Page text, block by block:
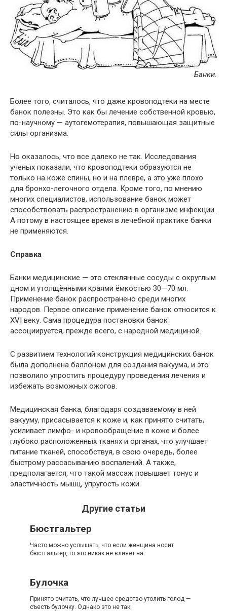
Банки.
Более того, считалось, что даже кровоподтеки на месте
банок полезны. Это как бы лечение собственной кровью,
по-научному — аутогемотерапия, повышающая защитные
силы организма.
Но оказалось, что все далеко не так. Исследования
ученых показали, что кровоподтеки образуются не
только на коже спины, но и на плевре, а это уже плохо
для бронхо-легочного отдела. Кроме того, по мнению
многих специалистов, использование банок может
способствовать распространению в организме инфекции.
А потому в настоящее время в лечебной практике банки
не применяются.
Справка
Банки медицинские — это стеклянные сосуды с округлым
дном и утолщёнными краями ёмкостью 30—70 мл.
Применение банок распространено среди многих
народов. Первое описание применение банок относится к
XVI веку. Сама процедура постановки банок
ассоциируется, прежде всего, с народной медициной.
С развитием технологий конструкция медицинских банок
была дополнена баллоном для создания вакуума, и это
позволило упростить процедуру проведения лечения и
избежать возможных ожогов.
Медицинская банка, благодаря создаваемому в ней
вакууму, присасывается к коже и, как принято считать,
усиливает лимфо- и кровообращение в коже и более
глубоко расположенных тканях и органах, что улучшает
питание тканей, способствуя, в свою очередь, более
быстрому рассасыванию воспалений. А также,
предполагается, что такой массаж повышает тонус и
эластичность мышц, упругость кожи.
Другие статьи
Бюстгальтер
Часто можно услышать, что если женщина носит
бюстгальтер, то это никак не влияет на
Булочка
Принято считать, что лучшее средство утолить голод —
съесть булочку. Однако это не так.